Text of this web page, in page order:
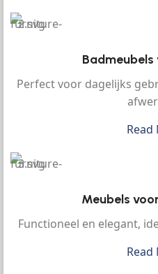
Badmeubels
Perfect voor dagelijks
Meubels
Functioneel en elegant,